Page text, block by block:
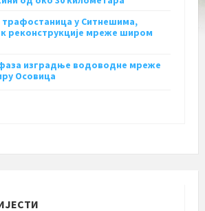
у Ситнешима,
реконструкције мреже широм
изградње водоводне мреже
Осовица